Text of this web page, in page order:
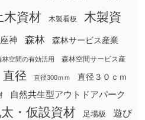
木資材 木製看板
木製資
神 森林 森林サービス産業
林空間の有効活用 森林空間サービス産
直径 直径300ｍｍ 直径３０ｃｍ
自然共生型アウトドアパーク
・仮設資材 足場板 遊び